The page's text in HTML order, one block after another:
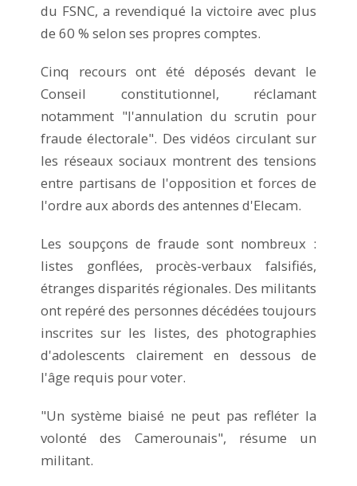
du FSNC, a revendiqué la victoire avec plus
de 60 % selon ses propres comptes.
Cinq recours ont été déposés devant le
Conseil constitutionnel, réclamant
notamment "l'annulation du scrutin pour
fraude électorale". Des vidéos circulant sur
les réseaux sociaux montrent des tensions
entre partisans de l'opposition et forces de
l'ordre aux abords des antennes d'Elecam.
Les soupçons de fraude sont nombreux :
listes gonflées, procès-verbaux falsifiés,
étranges disparités régionales. Des militants
ont repéré des personnes décédées toujours
inscrites sur les listes, des photographies
d'adolescents clairement en dessous de
l'âge requis pour voter.
"Un système biaisé ne peut pas refléter la
volonté des Camerounais", résume un
militant.